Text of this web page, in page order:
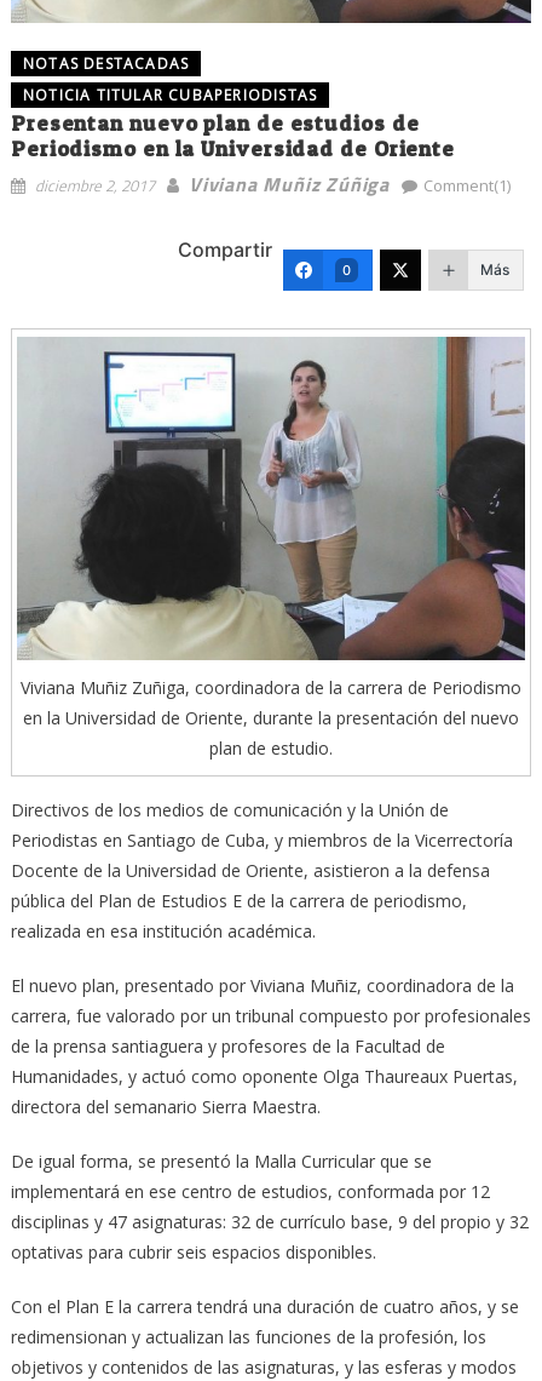
NOTAS DESTACADAS
NOTICIA TITULAR CUBAPERIODISTAS
Presentan nuevo plan de estudios de
Periodismo en la Universidad de Oriente
diciembre 2, 2017 Viviana Muñiz Zúñiga Comment(1)
Compartir
0 Más
Viviana Muñiz Zuñiga, coordinadora de la carrera de Periodismo
en la Universidad de Oriente, durante la presentación del nuevo
plan de estudio.
Directivos de los medios de comunicación y la Unión de
Periodistas en Santiago de Cuba, y miembros de la Vicerrectoría
Docente de la Universidad de Oriente, asistieron a la defensa
pública del Plan de Estudios E de la carrera de periodismo,
realizada en esa institución académica.
El nuevo plan, presentado por Viviana Muñiz, coordinadora de la
carrera, fue valorado por un tribunal compuesto por profesionales
de la prensa santiaguera y profesores de la Facultad de
Humanidades, y actuó como oponente Olga Thaureaux Puertas,
directora del semanario Sierra Maestra.
De igual forma, se presentó la Malla Curricular que se
implementará en ese centro de estudios, conformada por 12
disciplinas y 47 asignaturas: 32 de currículo base, 9 del propio y 32
optativas para cubrir seis espacios disponibles.
Con el Plan E la carrera tendrá una duración de cuatro años, y se
redimensionan y actualizan las funciones de la profesión, los
objetivos y contenidos de las asignaturas, y las esferas y modos